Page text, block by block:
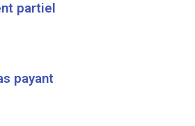
partiel
payant